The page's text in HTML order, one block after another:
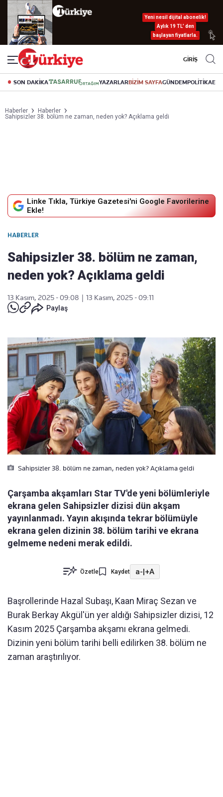
Yeni nesil dijital abonelik!
Aylık 19 TL’ den
başlayan fiyatlarla.
GİRİŞ
SON DAKİKA YAZARLARBİZİM SAYFAGÜNDEMPOLİTİKA
Haberler
Haberler
Sahipsizler 38. bölüm ne zaman, neden yok? Açıklama geldi
Linke Tıkla, Türkiye Gazetesi'ni Google Favorilerine
Ekle!
HABERLER
Sahipsizler 38. bölüm ne zaman,
neden yok? Açıklama geldi
13 Kasım, 2025 - 09:08
13 Kasım, 2025 - 09:11
Paylaş
Sahipsizler 38. bölüm ne zaman, neden yok? Açıklama geldi
Çarşamba akşamları Star TV'de yeni bölümleriyle
ekrana gelen Sahipsizler dizisi dün akşam
yayınlanmadı. Yayın akışında tekrar bölümüyle
ekrana gelen dizinin 38. bölüm tarihi ve ekrana
gelmeme nedeni merak edildi.
Özetle Kaydet a-|+A
Başrollerinde Hazal Subaşı, Kaan Miraç Sezan ve
Burak Berkay Akgül'ün yer aldığı Sahipsizler dizisi, 12
Kasım 2025 Çarşamba akşamı ekrana gelmedi.
Dizinin yeni bölüm tarihi belli edilirken 38. bölüm ne
zaman araştırılıyor.